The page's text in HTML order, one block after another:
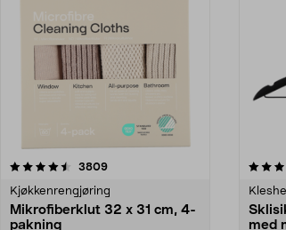
3809anmeldelser
Kjøkkenrengjøring
Mikrofiberklut 32 x 31 cm, 4-
pakning
4.5av 5 stjerner
med